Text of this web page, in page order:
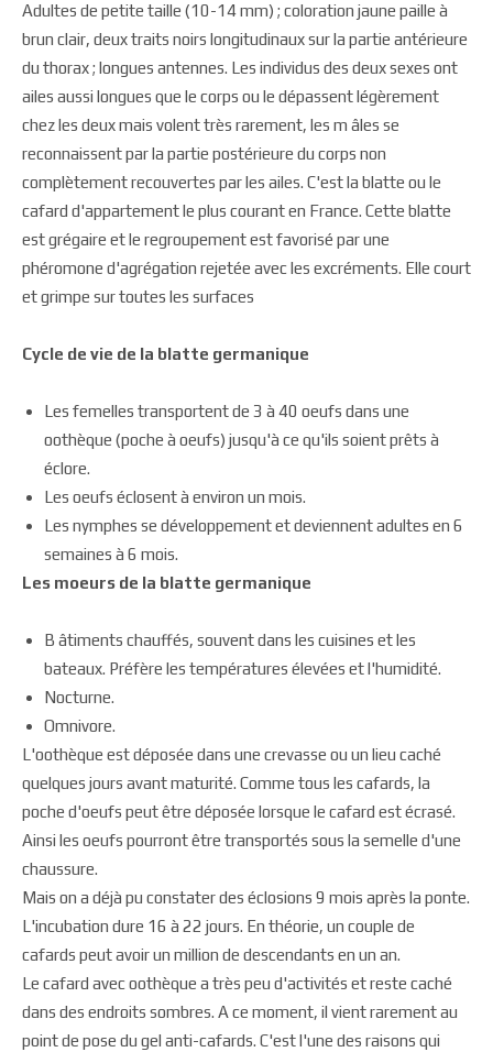
Adultes de petite taille (10-14 mm) ; coloration jaune paille à
brun clair, deux traits noirs longitudinaux sur la partie antérieure
du thorax ; longues antennes. Les individus des deux sexes ont
ailes aussi longues que le corps ou le dépassent légèrement
chez les deux mais volent très rarement, les m âles se
reconnaissent par la partie postérieure du corps non
complètement recouvertes par les ailes. C'est la blatte ou le
cafard d'appartement le plus courant en France. Cette blatte
est grégaire et le regroupement est favorisé par une
phéromone d'agrégation rejetée avec les excréments. Elle court
et grimpe sur toutes les surfaces
Cycle de vie de la blatte germanique
Les femelles transportent de 3 à 40 oeufs dans une
oothèque (poche à oeufs) jusqu'à ce qu'ils soient prêts à
éclore.
Les oeufs éclosent à environ un mois.
Les nymphes se développement et deviennent adultes en 6
semaines à 6 mois.
Les moeurs de la blatte germanique
B âtiments chauffés, souvent dans les cuisines et les
bateaux. Préfère les températures élevées et l'humidité.
Nocturne.
Omnivore.
L'oothèque est déposée dans une crevasse ou un lieu caché
quelques jours avant maturité. Comme tous les cafards, la
poche d'oeufs peut être déposée lorsque le cafard est écrasé.
Ainsi les oeufs pourront être transportés sous la semelle d'une
chaussure.
Mais on a déjà pu constater des éclosions 9 mois après la ponte.
L'incubation dure 16 à 22 jours. En théorie, un couple de
cafards peut avoir un million de descendants en un an.
Le cafard avec oothèque a très peu d'activités et reste caché
dans des endroits sombres. A ce moment, il vient rarement au
point de pose du gel anti-cafards. C'est l'une des raisons qui